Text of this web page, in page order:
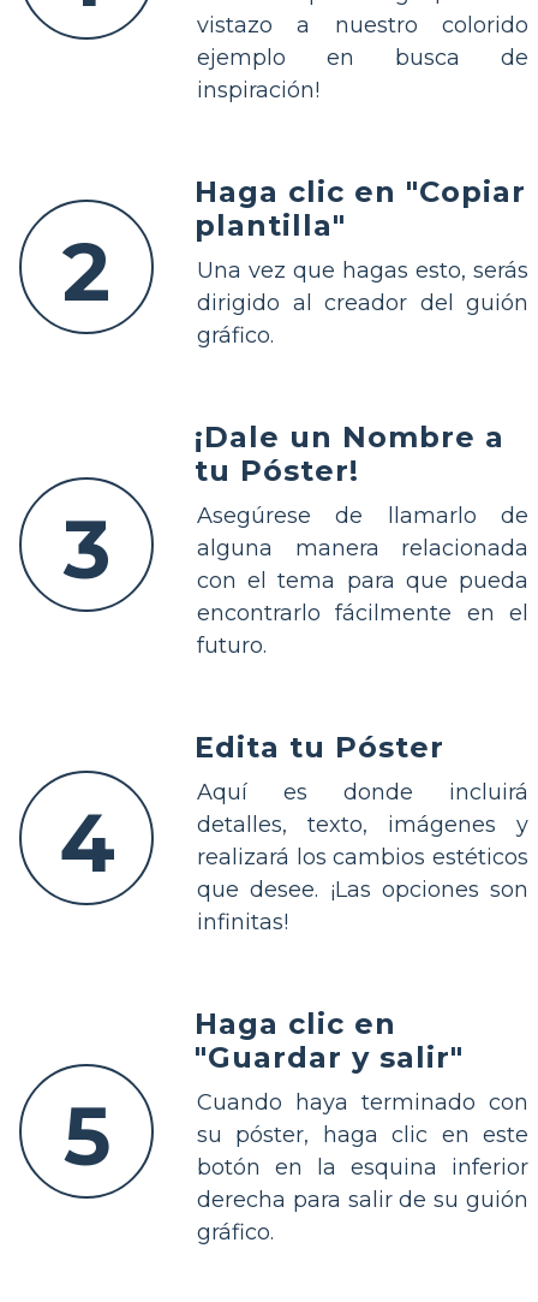
vistazo a nuestro colorido
ejemplo en busca de
inspiración!
2
Haga clic en "Copiar
plantilla"
Una vez que hagas esto, serás
dirigido al creador del guión
gráfico.
3
¡Dale un Nombre a
tu Póster!
Asegúrese de llamarlo de
alguna manera relacionada
con el tema para que pueda
encontrarlo fácilmente en el
futuro.
4
Edita tu Póster
Aquí es donde incluirá
detalles, texto, imágenes y
realizará los cambios estéticos
que desee. ¡Las opciones son
infinitas!
5
Haga clic en
"Guardar y salir"
Cuando haya terminado con
su póster, haga clic en este
botón en la esquina inferior
derecha para salir de su guión
gráfico.